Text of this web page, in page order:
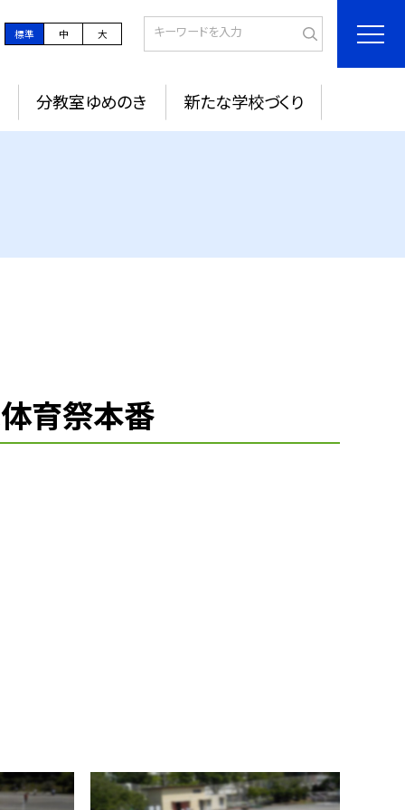
標準 中 大
分教室ゆめのき 新たな学校づくり
育祭本番